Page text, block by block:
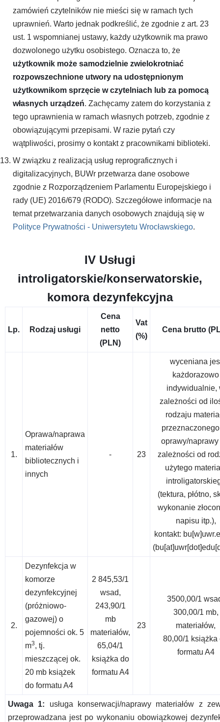
zamówień czytelników nie mieści się w ramach tych
uprawnień. Warto jednak podkreślić, że zgodnie z art. 23
ust. 1 wspomnianej ustawy, każdy użytkownik ma prawo
dozwolonego użytku osobistego. Oznacza to, że
użytkownik może samodzielnie zwielokrotniać
rozpowszechnione utwory na udostępnionym
użytkownikom sprzęcie w czytelniach lub za pomocą
własnych urządzeń. Zachęcamy zatem do korzystania z
tego uprawnienia w ramach własnych potrzeb, zgodnie z
obowiązującymi przepisami. W razie pytań czy
wątpliwości, prosimy o kontakt z pracownikami biblioteki.
W związku z realizacją usług reprograficznych i
digitalizacyjnych, BUWr przetwarza dane osobowe
zgodnie z Rozporządzeniem Parlamentu Europejskiego i
rady (UE) 2016/679 (RODO). Szczegółowe informacje na
temat przetwarzania danych osobowych znajdują się w
Polityce Prywatności - Uniwersytetu Wrocławskiego.
IV Usługi
introligatorskie/konserwatorskie,
komora dezynfekcyjna
Lp. Rodzaj usługi
Cena
netto
(PLN)
Vat
(%)
Cena brutto
1.
Oprawa/naprawa
materiałów
bibliotecznych i
innych
- 23
wyceniana
każdorazowo
indywidualnie,
zależności od
rodzaju
oprawy/naprawy
zależności od
użytego
(tektura, płótno,
wykonanie
napisu itp.),
kontakt: bu[w]
2.
Dezynfekcja w
komorze
dezynfekcyjnej
(próżniowo-
gazowej) o
pojemności ok. 5
m3, tj.
mieszczącej ok.
20 mb książek
do formatu A4
2 845,53/1
wsad,
243,90/1
mb
materiałów,
65,04/1
książka do
formatu A4
23
3500,00/1
300,00/1 mb,
materiałów,
80,00/1 książka
formatu A4
Uwaga 1: usługa konserwacji/naprawy materiałów z
przeprowadzana jest po wykonaniu obowiązkowej